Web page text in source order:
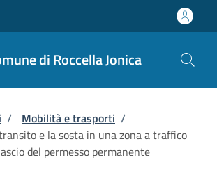
di Roccella Jonica
pane
/ Mobilità e trasporti /
e la sosta in una zona a traffico
del permesso permanente